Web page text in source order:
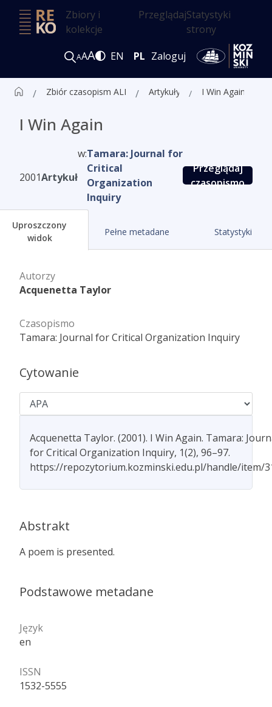
Zbiory i
kolekcje
PrzeglądajStatystyki
strony
AAA EN PL Zaloguj
Zbiór czasopism ALK Artykuły I Win Again
I Win Again
2001Artykuł
w:Tamara: Journal for
Critical
Organization
Inquiry
Przeglądaj
czasopismo
Uproszczony
widok
Pełne metadane Statystyki
Autorzy
Acquenetta Taylor
Czasopismo
Tamara: Journal for Critical Organization Inquiry
Cytowanie
Acquenetta Taylor. (2001). I Win Again. Tamara:
for Critical Organization Inquiry, 1(2), 96–97.
https://repozytorium.kozminski.edu.pl/handle/item/
Abstrakt
A poem is presented.
Podstawowe metadane
Język
en
ISSN
1532-5555